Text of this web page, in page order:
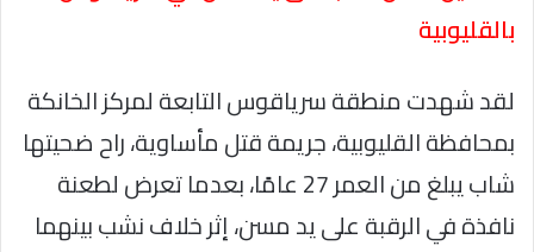
بالقليوبية
لقد شهدت منطقة سرياقوس التابعة لمركز الخانكة
بمحافظة القليوبية، جريمة قتل مأساوية، راح ضحيتها
شاب يبلغ من العمر 27 عامًا، بعدما تعرض لطعنة
نافذة في الرقبة على يد مسن، إثر خلاف نشب بينهما